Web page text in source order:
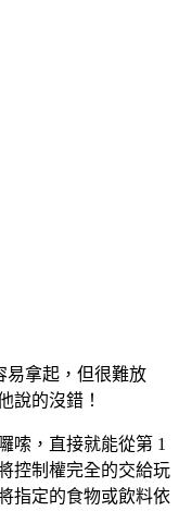
易拿起，但很難放
說的沒錯！
嗦，直接就能從第 1
控制權完全的交給玩
指定的食物或飲料依